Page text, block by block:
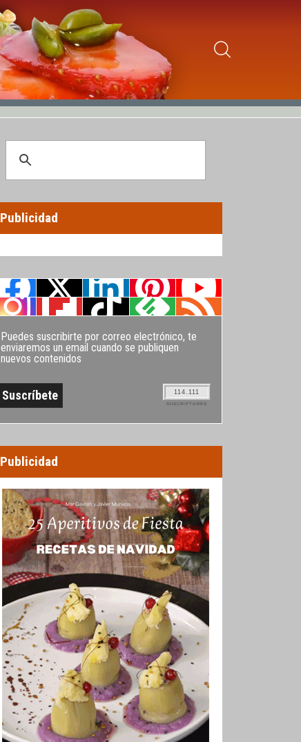
Publicidad
Puedes suscribirte por correo electrónico, te
enviaremos un email cuando se publiquen
nuevos contenidos
114.111
SUSCRIPTORES
Publicidad